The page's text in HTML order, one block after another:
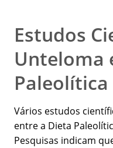
Estudos
Unteloma
Paleolítica
Vários estudos
entre a Dieta
Pesquisas indicam